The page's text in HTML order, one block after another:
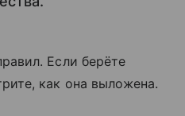
Если берёте
как она выложена.